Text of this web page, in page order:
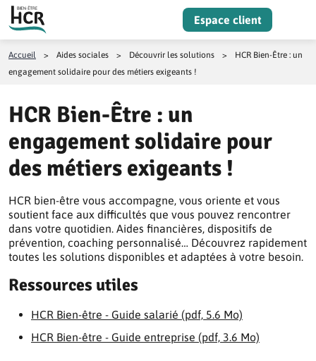
Aller au contenu
Espace client
Accueil > Aides sociales > Découvrir les solutions >
HCR Bien-Être : un
engagement solidaire pour des métiers exigeants !
HCR Bien-Être : un
engagement solidaire pour
des métiers exigeants !
HCR bien-être vous accompagne, vous oriente et vous
soutient face aux difficultés que vous pouvez rencontrer
dans votre quotidien. Aides financières, dispositifs de
prévention, coaching personnalisé… Découvrez rapidement
toutes les solutions disponibles et adaptées à votre besoin.
Ressources utiles
HCR Bien-être - Guide salarié (pdf, 5.6 Mo)
HCR Bien-être - Guide entreprise (pdf, 3.6 Mo)